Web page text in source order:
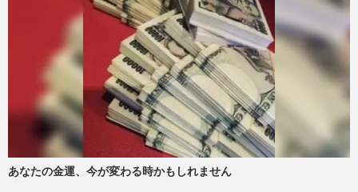
あなたの金運、今が変わる時かもしれません